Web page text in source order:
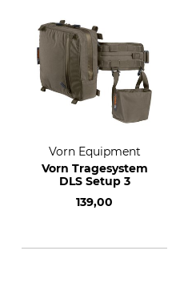
Vorn Equipment
Vorn Tragesystem
DLS Setup 3
139,00